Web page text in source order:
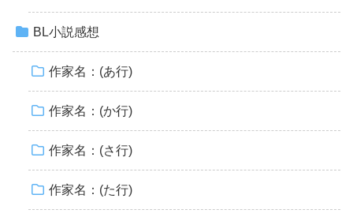
BL小説感想
作家名：(あ行)
作家名：(か行)
作家名：(さ行)
作家名：(た行)